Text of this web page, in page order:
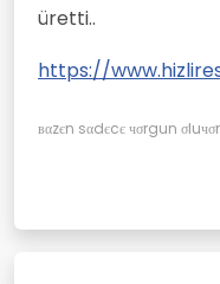
üretti..
https://
вαzєn sαdєcє чσrgun